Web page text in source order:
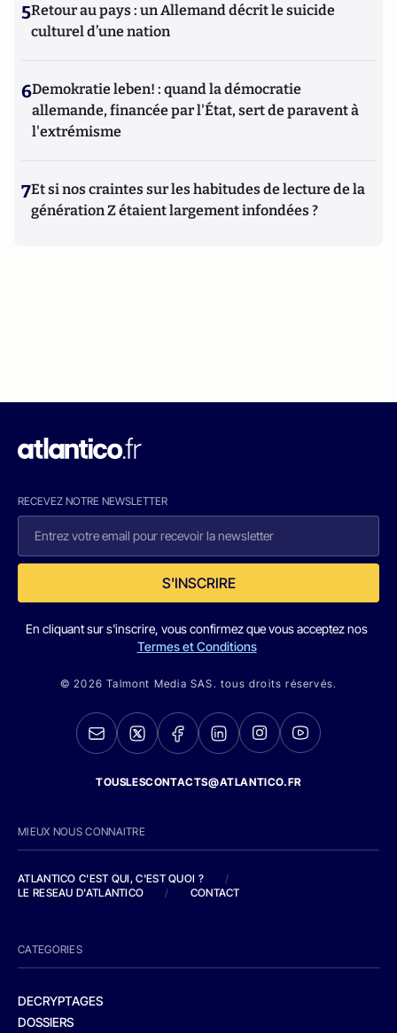
5Retour au pays : un Allemand décrit le suicide
culturel d’une nation
6Demokratie leben! : quand la démocratie
allemande, financée par l'État, sert de paravent à
l'extrémisme
7Et si nos craintes sur les habitudes de lecture de la
génération Z étaient largement infondées ?
RECEVEZ NOTRE NEWSLETTER
S'INSCRIRE
En cliquant sur s'inscrire, vous confirmez que vous acceptez nos
Termes et Conditions
© 2026 Talmont Media SAS. tous droits réservés.
TOUSLESCONTACTS@ATLANTICO.FR
MIEUX NOUS CONNAITRE
ATLANTICO C'EST QUI, C'EST QUOI ?
/
LE RESEAU D'ATLANTICO
/ CONTACT
CATEGORIES
DECRYPTAGES
DOSSIERS